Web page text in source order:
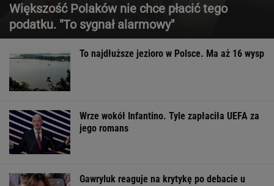
Większość Polaków nie chce płacić tego
podatku. "To sygnał alarmowy"
To najdłuższe jezioro w Polsce. Ma aż 16 wysp
Wrze wokół Infantino. Tyle zapłaciła UEFA za
jego romans
Gawryluk reaguje na krytykę po debacie u